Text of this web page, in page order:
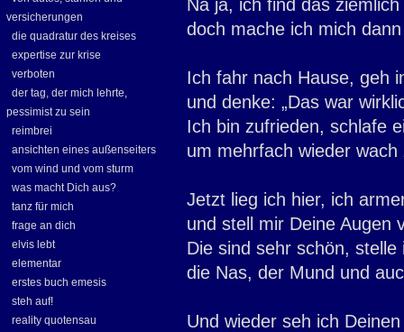
versicherungen
die quadratur des kreises
expertise zur krise
verboten
der tag, der mich lehrte,
pessimist zu sein
reimbrei
ansichten eines außenseiters
vom wind und vom sturm
was macht Dich aus?
tanz für mich
frage an dich
elvis lebt
elementar
erstes buch emesis
steh auf!
reality quotensau
Na ja, ich find das
doch mache ich mich
Ich fahr nach Hause, geh
und denke: „Das war
Ich bin zufrieden, schlafe
um mehrfach wieder wach
Jetzt lieg ich hier, ich
und stell mir Deine Augen
Die sind sehr schön, stelle
die Nas, der Mund und
Und wieder seh ich